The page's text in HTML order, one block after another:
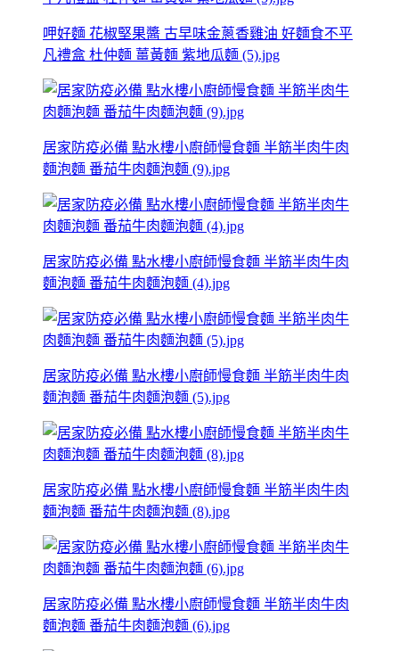
呷好麵 花椒堅果醬 古早味金蔥香雞油 好麵食不平
凡禮盒 杜仲麵 薑黃麵 紫地瓜麵 (5).jpg
居家防疫必備 點水樓小廚師慢食麵 半筋半肉牛肉
麵泡麵 番茄牛肉麵泡麵 (9).jpg
居家防疫必備 點水樓小廚師慢食麵 半筋半肉牛肉
麵泡麵 番茄牛肉麵泡麵 (4).jpg
居家防疫必備 點水樓小廚師慢食麵 半筋半肉牛肉
麵泡麵 番茄牛肉麵泡麵 (5).jpg
居家防疫必備 點水樓小廚師慢食麵 半筋半肉牛肉
麵泡麵 番茄牛肉麵泡麵 (8).jpg
居家防疫必備 點水樓小廚師慢食麵 半筋半肉牛肉
麵泡麵 番茄牛肉麵泡麵 (6).jpg